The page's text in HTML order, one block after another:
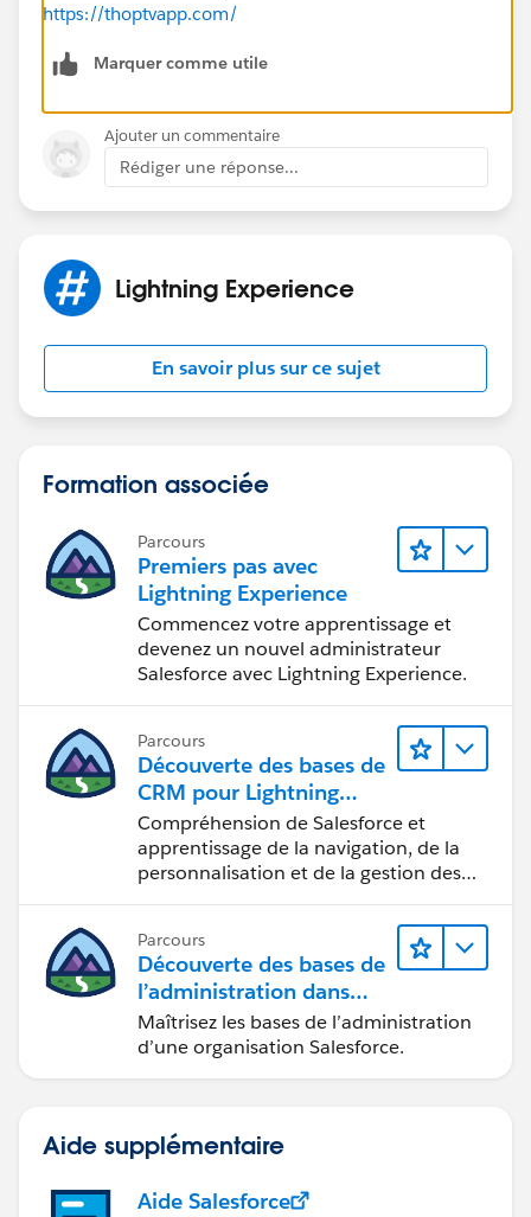
https://thoptvapp.com/
Marquer comme utile
Ajouter un commentaire
Rédiger une réponse...
Lightning Experience
En savoir plus sur ce sujet
Formation associée
Parcours
Premiers pas avec
Lightning Experience
Commencez votre apprentissage et
devenez un nouvel administrateur
Salesforce avec Lightning Experience.
Parcours
Découverte des bases de
CRM pour Lightning
Experience
Compréhension de Salesforce et
apprentissage de la navigation, de la
personnalisation et de la gestion des
Parcours
Découverte des bases de
l’administration dans
Lightning Experience
Maîtrisez les bases de l’administration
d’une organisation Salesforce.
Aide supplémentaire
Aide Salesforce